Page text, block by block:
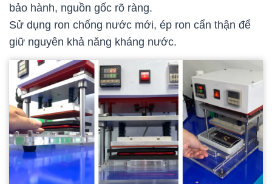
bảo hành, nguồn gốc rõ ràng.
Sử dụng ron chống nước mới, ép ron cẩn thận để
giữ nguyên khả năng kháng nước.